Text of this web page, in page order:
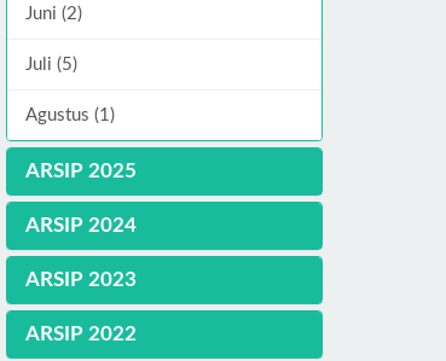
Juni (2)
Juli (5)
Agustus (1)
ARSIP 2025
ARSIP 2024
ARSIP 2023
ARSIP 2022